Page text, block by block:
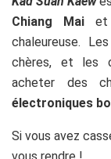
Chiang Mai et
chaleureuse.
chères, et les
acheter des
électroniques
Si vous avez